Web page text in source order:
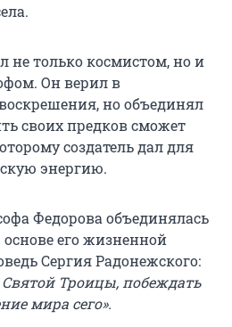
не только космистом, но и
Он верил в
но объединял
своих предков сможет
создатель дал для
энергию.
Федорова объединялась
основе его жизненной
Сергия Радонежского:
Святой Троицы, побеждать
мира сего».